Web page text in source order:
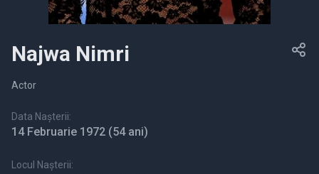
Najwa Nimri
Actor
Data Nașterii:
14 Februarie 1972 (54 ani)
Locul Nașterii: